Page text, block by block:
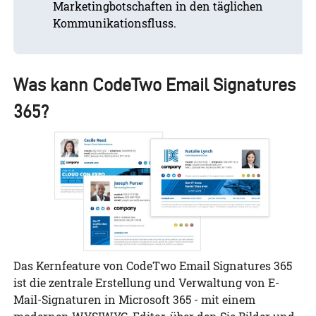
Marketingbotschaften in den täglichen
Kommunikationsfluss.
Was kann CodeTwo Email Signatures
365?
Das Kernfeature von CodeTwo Email Signatures 365
ist die zentrale Erstellung und Verwaltung von E-
Mail-Signaturen in Microsoft 365 - mit einem